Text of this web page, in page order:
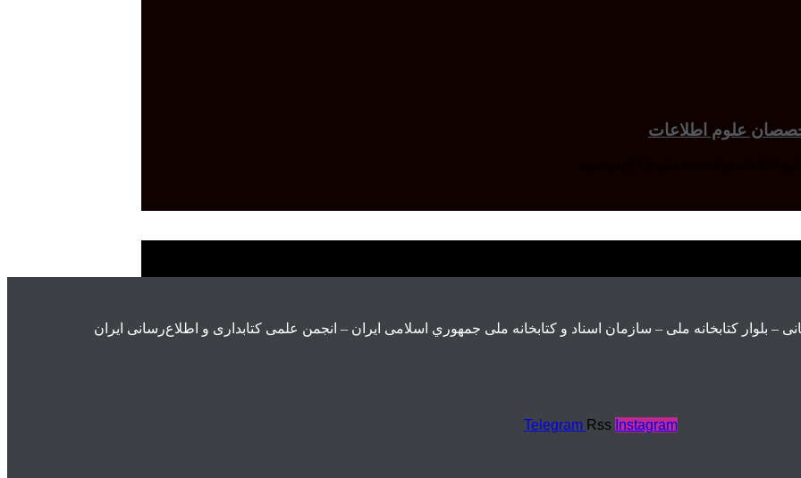
علوم اطلاعات
بلوار كتابخانه ملی – سازمان اسناد و كتابخانه ملی جمهوري اسلامی ايران – انجمن علمی کتابداری و اطلاع‌رسانی ایران
Telegram Rss Instagram